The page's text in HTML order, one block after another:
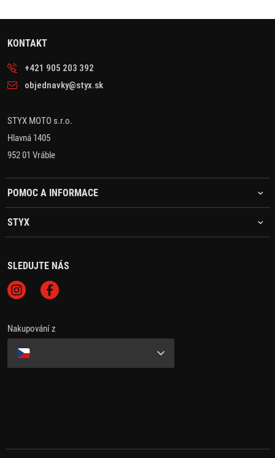
KONTAKT
+421 905 203 392
objednavky@styx.sk
STYX MOTO s.r.o.
Hlavná 1405
952 01 Vráble
POMOC A INFORMACE
STYX
SLEDUJTE NÁS
Nakupování z